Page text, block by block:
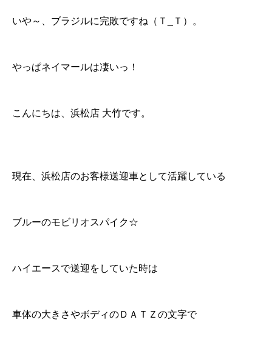
いや～、ブラジルに完敗ですね（Ｔ_Ｔ）。
やっぱネイマールは凄いっ！
こんにちは、浜松店 大竹です。
現在、浜松店のお客様送迎車として活躍している
ブルーのモビリオスパイク☆
ハイエースで送迎をしていた時は
車体の大きさやボディのＤＡＴＺの文字で